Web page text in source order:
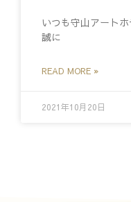
いつも守山アートホ
誠に
READ MORE »
2021年10月20日